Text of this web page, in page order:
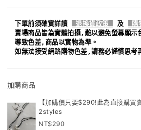
下單前須確實詳讀 退換貨政策 及
購
賣場商品皆為實體拍攝,難以避免螢幕顯示
導致色差,商品以實物為準。
如無法接受網路購物色差,請務必謹慎思考
加購商品
【加購價只要$290!此為直接購買
2styles
290